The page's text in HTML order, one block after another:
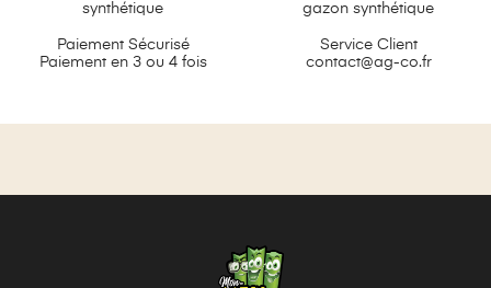
Paiement Sécurisé
Paiement en 3 ou 4 fois
Service Client
contact@ag-co.fr